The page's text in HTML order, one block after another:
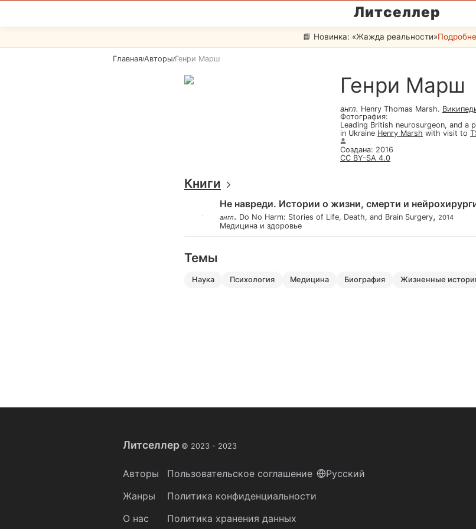
Литселлер
📘 Новинка: «Жажда реальности»
Главная/Авторы/Генри Марш
Генри Марш
англ. Henry Thomas Marsh.
Фотография:
Leading British neurosurgeon, and a
in Ukraine Henry Marsh with visit to
Создана: 2016
CC BY-SA 4.0
Книги
Не навреди. Истории о жизни, смерти и
англ. Do No Harm: Stories of Life, Death, and Brain Surgery, 2014
Медицина и здоровье
Темы
наука психология медицина биография жизненные
Литселлер © 2023 - 2023
Авторы
Жанры
О нас
Пользовательское соглашение
Политика конфиденциальности
Политика хранения данных
Русский